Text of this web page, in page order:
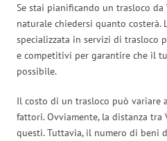
Se stai pianificando un trasloco da
naturale chiedersi quanto costerà.
specializzata in servizi di trasloco
e competitivi per garantire che il
possibile.
Il costo di un trasloco può variare
fattori. Ovviamente, la distanza tra
questi. Tuttavia, il numero di beni